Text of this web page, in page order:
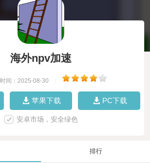
海外npv加速
时间：2025-08-30
苹果下载 PC下载
安卓市场，安全绿色
排行